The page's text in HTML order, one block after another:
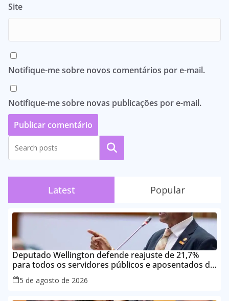
Site
Notifique-me sobre novos comentários por e-mail.
Notifique-me sobre novas publicações por e-mail.
Pesquisar
Latest Popular
Deputado Wellington defende reajuste de 21,7%
para todos os servidores públicos e aposentados do
Maranhão
5 de agosto de 2026